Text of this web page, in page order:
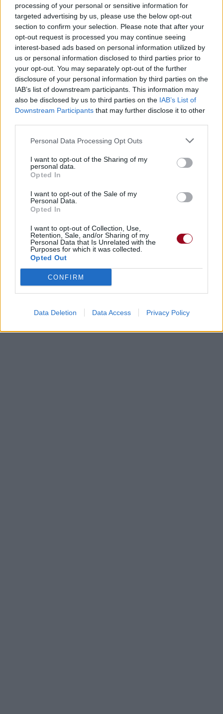
processing of your personal or sensitive information for
targeted advertising by us, please use the below opt-out
section to confirm your selection. Please note that after your
opt-out request is processed you may continue seeing
interest-based ads based on personal information utilized by
us or personal information disclosed to third parties prior to
your opt-out. You may separately opt-out of the further
disclosure of your personal information by third parties on the
IAB’s list of downstream participants. This information may
also be disclosed by us to third parties on the IAB’s List of
Downstream Participants that may further disclose it to other
Personal Data Processing Opt Outs
I want to opt-out of the Sharing of my
personal data.
Opted In
I want to opt-out of the Sale of my
Personal Data.
Opted In
I want to opt-out of Collection, Use,
Retention, Sale, and/or Sharing of my
Personal Data that Is Unrelated with the
Purposes for which it was collected.
Opted Out
CONFIRM
Data Deletion Data Access Privacy Policy